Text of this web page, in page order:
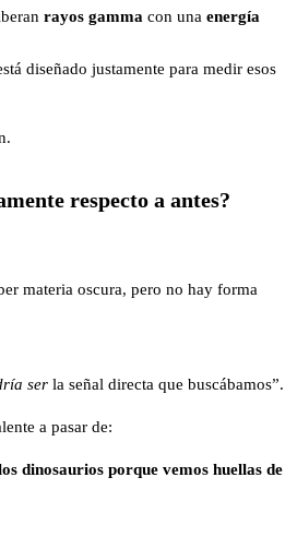
rayos gamma con una energía
diseñado justamente para medir esos
respecto a antes?
materia oscura, pero no hay forma
ser la señal directa que buscábamos”.
a pasar de:
dinosaurios porque vemos huellas de